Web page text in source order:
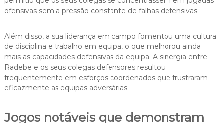
ofensivas sem a pressão constante de falhas defensivas.
Além disso, a sua liderança em campo fomentou uma cultura
de disciplina e trabalho em equipa, o que melhorou ainda
mais as capacidades defensivas da equipa. A sinergia entre
Radebe e os seus colegas defensores resultou
frequentemente em esforços coordenados que frustraram
eficazmente as equipas adversárias.
Jogos notáveis que demonstram